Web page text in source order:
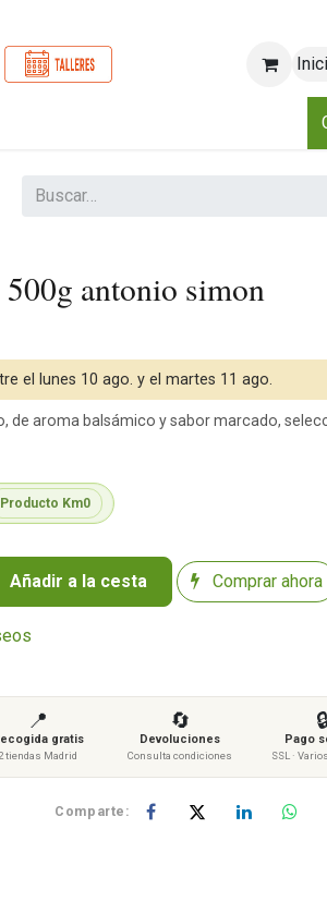
antonio simon
Añadir a la cesta Comprar ahora
el lunes 10 ago. y el martes 11 ago.
de aroma balsámico y sabor marcado,
Producto Km0
📍
gratis
tiendas Madrid
🔄
Devoluciones
Consulta condiciones
Pago
SSL ·
Comparte: